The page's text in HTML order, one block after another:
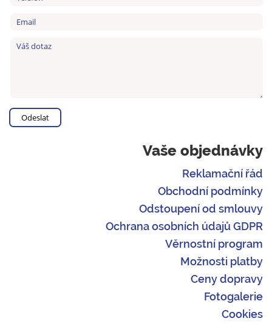
Vaše objednávky
Reklamační řád
Obchodní podmínky
Odstoupení od smlouvy
Ochrana osobních údajů GDPR
Věrnostní program
Možnosti platby
Ceny dopravy
Fotogalerie
Cookies